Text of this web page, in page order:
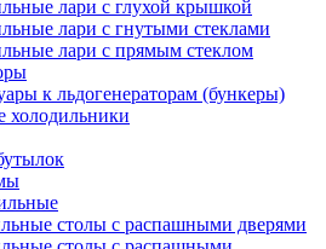
лари с глухой крышкой
лари с гнутыми стеклами
лари с прямым стеклом
к льдогенераторам (бункеры)
холодильники
столы с распашными дверями